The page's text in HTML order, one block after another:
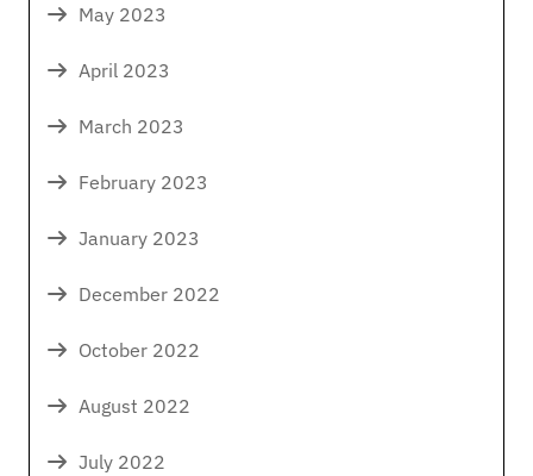
May 2023
April 2023
March 2023
February 2023
January 2023
December 2022
October 2022
August 2022
July 2022